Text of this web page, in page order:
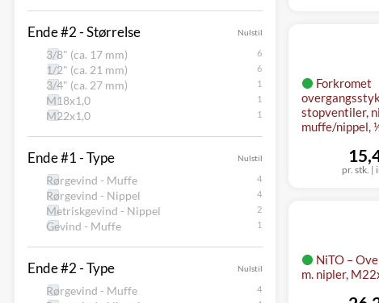
Nulstil
Ende #2 - Størrelse
3/8" (ca. 17 mm)
1/2" (ca. 21 mm)
3/4" (ca. 27 mm)
M18x1,0
M22x1,0
Nulstil
Ende #1 - Type
Rørgevind - Muffe
Rørgevind - Nippel
Metriskgevind - Nippel
Gevind - Muffe
Nulstil
Ende #2 - Type
Rørgevind - Muffe
Forkromet
stopventiler,
muffe/nippel,
pr. stk. |
NiTO –
m. nipler,